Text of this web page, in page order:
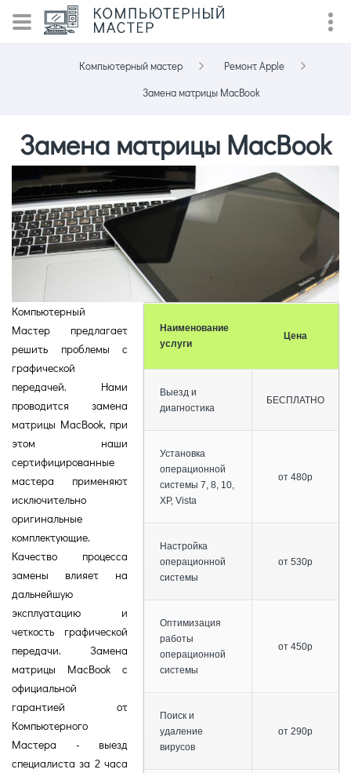
Компьютерный мастер
Ремонт Apple
Замена матрицы MacBook
Замена матрицы MacBook
Наименование
услуги
Цена
Выезд и
диагностика
БЕСПЛАТНО
Установка
операционной
системы 7, 8, 10,
XP, Vista
от 480р
Настройка
операционной
системы
от 530р
Оптимизация
работы
операционной
системы
от 450р
Поиск и
удаление
вирусов
от 290р
Компьютерный
Мастер предлагает
решить проблемы с
графической
передачей. Нами
проводится замена
матрицы MacBook, при
этом наши
сертифицированные
мастера применяют
исключительно
оригинальные
комплектующие.
Качество процесса
замены влияет на
дальнейшую
эксплуатацию и
четкость графической
передачи. Замена
матрицы MacBook с
официальной
гарантией от
Компьютерного
Мастера - выезд
специалиста за 2 часа